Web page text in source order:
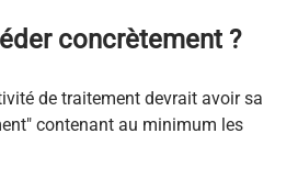
concrètement ?
de traitement devrait avoir sa
contenant au minimum les